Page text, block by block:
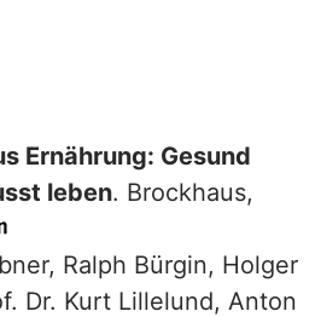
Ernährung: Gesund
leben. Brockhaus,
Ralph Bürgin, Holger
Dr. Kurt Lillelund, Anton